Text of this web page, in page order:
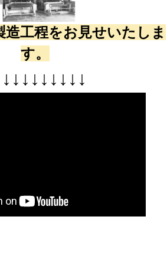
造工程をお見せいたしま
す。
↓ ↓ ↓ ↓ ↓ ↓ ↓ ↓ ↓